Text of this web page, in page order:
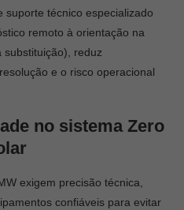
suporte técnico especializado
remoto à orientação na
reduz
e o risco operacional
no sistema Zero
exigem precisão técnica,
confiáveis para evitar